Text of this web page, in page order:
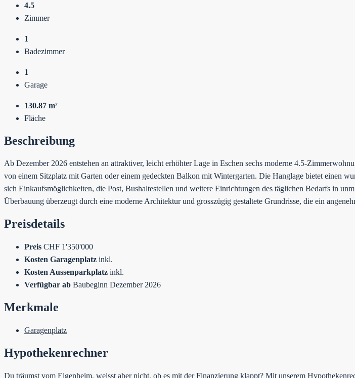
4.5
Zimmer
1
Badezimmer
1
Garage
130.87 m²
Fläche
Beschreibung
Ab Dezember 2026 entstehen an attraktiver, leicht erhöhter Lage in Eschen sechs moderne 4.5-
von einem Sitzplatz mit Garten oder einem gedeckten Balkon mit Wintergarten. Die Hanglage bietet einen
sich Einkaufsmöglichkeiten, die Post, Bushaltestellen und weitere Einrichtungen des täglichen Bedarfs in
Überbauung überzeugt durch eine moderne Architektur und grosszügig gestaltete Grundrisse, die ein
Preisdetails
Preis CHF 1'350'000
Kosten Garagenplatz inkl.
Kosten Aussenparkplatz inkl.
Verfügbar ab Baubeginn Dezember 2026
Merkmale
Garagenplatz
Hypothekenrechner
Du träumst vom Eigenheim, weisst aber nicht, ob es mit der Finanzierung klappt? Mit unserem